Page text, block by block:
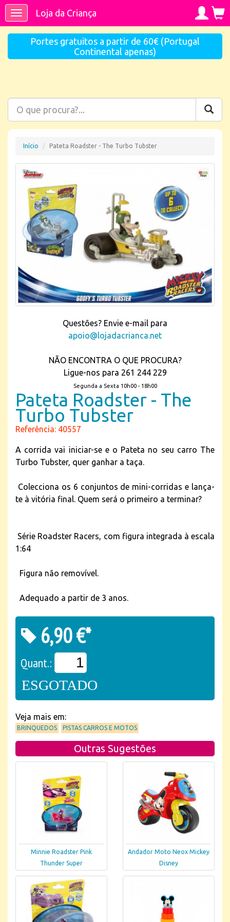
ToggleLoja da Criança
Portes gratuitos a partir de 60€ (Portugal
Continental apenas)
Início Pateta Roadster - The Turbo Tubster
Questões? Envie e-mail para
apoio@lojadacrianca.net
NÃO ENCONTRA O QUE PROCURA?
Ligue-nos para 261 244 229
Segunda a Sexta 10h00 - 18h00
Pateta Roadster - The
Turbo Tubster
Referência: 40557
A corrida vai iniciar-se e o Pateta no seu carro The
Turbo Tubster, quer ganhar a taça.
Colecciona os 6 conjuntos de mini-corridas e lança-
te à vitória final. Quem será o primeiro a terminar?
Série Roadster Racers, com figura integrada à escala
1:64
Figura não removível.
Adequado a partir de 3 anos.
6,90 €*
Quant.:
ESGOTADO
Veja mais em:
BRINQUEDOS PISTAS CARROS E MOTOS
Outras Sugestões
Minnie Roadster Pink
Thunder Super
Andador Moto Neox Mickey
Disney